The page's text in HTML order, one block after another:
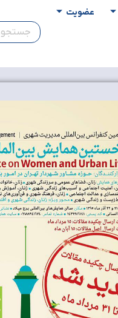
عضویت